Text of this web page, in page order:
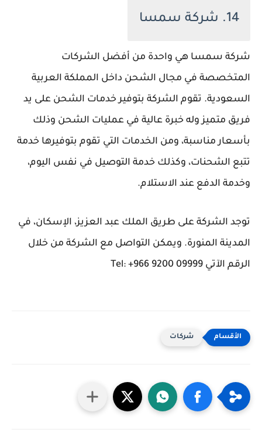
14. شركة سمسا
شركة سمسا هي واحدة من أفضل الشركات
المتخصصة في مجال الشحن داخل المملكة العربية
السعودية. تقوم الشركة بتوفير خدمات الشحن على يد
فريق متميز وله خبرة عالية في عمليات الشحن وذلك
بأسعار مناسبة، ومن الخدمات التي تقوم بتوفيرها خدمة
تتبع الشحنات، وكذلك خدمة التوصيل في نفس اليوم،
وخدمة الدفع عند الاستلام.
توجد الشركة على طريق الملك عبد العزيز، الإسكان، في
المدينة المنورة. ويمكن التواصل مع الشركة من خلال
الرقم الآتي Tel: +966 9200 09999
شركات